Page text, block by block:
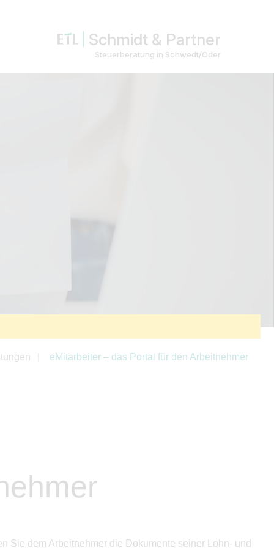
Schmidt & Partner
Steuerberatung in Schwedt/Oder
eMitarbeiter – das Portal für den Arbeitnehmer
Sie dem Arbeitnehmer die Dokumente seiner Lohn- und